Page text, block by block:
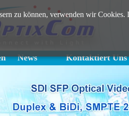
zu können, verwenden wir
News Kontaktiert Uns